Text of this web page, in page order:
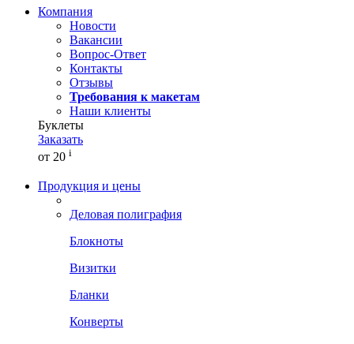
Компания
Новости
Вакансии
Вопрос-Ответ
Контакты
Отзывы
Требования к макетам
Наши клиенты
Буклеты
Заказать
от 20 i
Продукция и цены
Деловая полиграфия
Блокноты
Визитки
Бланки
Конверты